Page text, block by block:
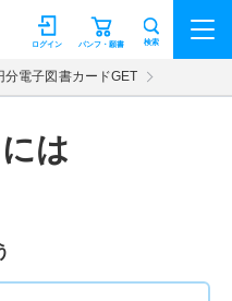
パンフ・願書
ログイン 検索
分電子図書カードGET
は